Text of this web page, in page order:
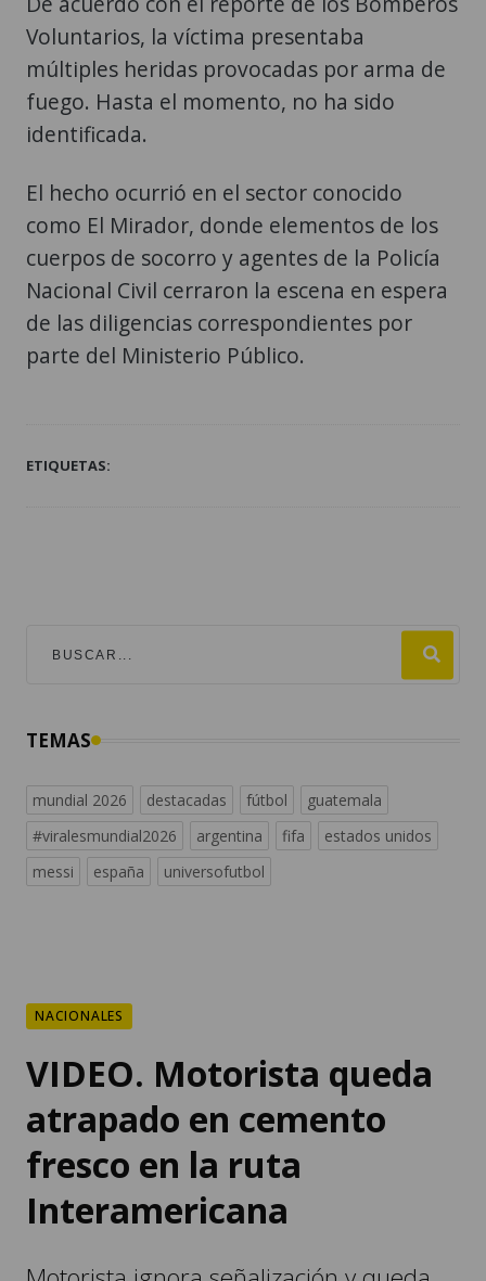
Voluntarios, la víctima presentaba
múltiples heridas provocadas por arma de
fuego. Hasta el momento, no ha sido
identificada.
El hecho ocurrió en el sector conocido
como El Mirador, donde elementos de los
cuerpos de socorro y agentes de la Policía
Nacional Civil cerraron la escena en espera
de las diligencias correspondientes por
parte del Ministerio Público.
ETIQUETAS:
TEMAS
mundial 2026 destacadas fútbol
guatemala
#viralesmundial2026
argentina fifa
estados unidos
messi
españa universofutbol
NACIONALES
VIDEO. Motorista queda
atrapado en cemento
fresco en la ruta
Interamericana